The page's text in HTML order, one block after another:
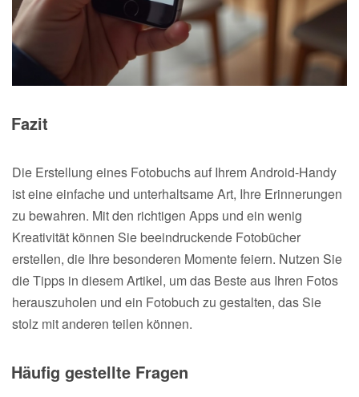
Fazit
Die Erstellung eines Fotobuchs auf Ihrem Android-Handy
ist eine einfache und unterhaltsame Art, Ihre Erinnerungen
zu bewahren. Mit den richtigen Apps und ein wenig
Kreativität können Sie beeindruckende Fotobücher
erstellen, die Ihre besonderen Momente feiern. Nutzen Sie
die Tipps in diesem Artikel, um das Beste aus Ihren Fotos
herauszuholen und ein Fotobuch zu gestalten, das Sie
stolz mit anderen teilen können.
Häufig gestellte Fragen